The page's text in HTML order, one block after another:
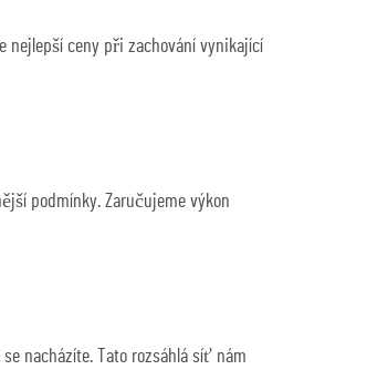
nejlepší ceny při zachování vynikající
podmínky. Zaručujeme výkon
nacházíte. Tato rozsáhlá síť nám